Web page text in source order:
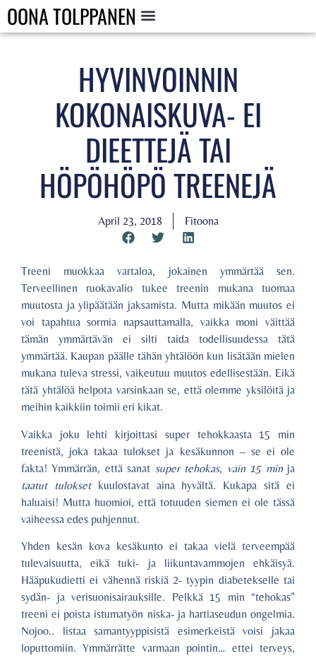
OONA TOLPPANEN
HYVINVOINNIN
KOKONAISKUVA- EI
DIEETTEJÄ TAI
HÖPÖHÖPÖ TREENEJÄ
April 23, 2018 Fitoona
Treeni muokkaa vartaloa, jokainen ymmärtää sen.
Terveellinen ruokavalio tukee treenin mukana tuomaa
muutosta ja ylipäätään jaksamista. Mutta mikään muutos ei
voi tapahtua sormia napsauttamalla, vaikka moni väittää
tämän ymmärtävän ei silti taida todellisuudessa tätä
ymmärtää. Kaupan päälle tähän yhtälöön kun lisätään mielen
mukana tuleva stressi, vaikeutuu muutos edellisestään. Eikä
tätä yhtälöä helpota varsinkaan se, että olemme yksilöitä ja
meihin kaikkiin toimii eri kikat.
Vaikka joku lehti kirjoittasi super tehokkaasta 15 min
treenistä, joka takaa tulokset ja kesäkunnon – se ei ole
fakta! Ymmärrän, että sanat super tehokas, vain 15 minja
taatut tuloksetkuulostavat aina hyvältä. Kukapa sitä ei
haluaisi! Mutta huomioi, että totuuden siemen ei ole tässä
vaiheessa edes puhjennut.
Yhden kesän kova kesäkunto ei takaa vielä terveempää
tulevaisuutta, eikä tuki- ja liikuntavammojen ehkäisyä.
Hääpukudietti ei vähennä riskiä 2- tyypin diabetekselle tai
sydän- ja verisuonisairauksille. Pelkkä 15 min “tehokas”
treeni ei poista istumatyön niska- ja hartiaseudun ongelmia.
Nojoo.. listaa samantyyppisistä esimerkeistä voisi jakaa
loputtomiin. Ymmärrätte varmaan pointin… ettei terveys,